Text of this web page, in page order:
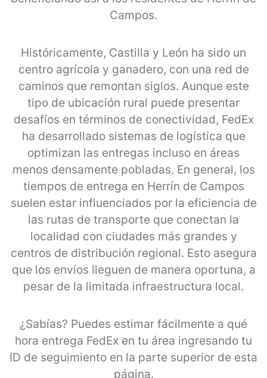
Campos.
Históricamente, Castilla y León ha sido un
centro agrícola y ganadero, con una red de
caminos que remontan siglos. Aunque este
tipo de ubicación rural puede presentar
desafíos en términos de conectividad, FedEx
ha desarrollado sistemas de logística que
optimizan las entregas incluso en áreas
menos densamente pobladas. En general, los
tiempos de entrega en Herrín de Campos
suelen estar influenciados por la eficiencia de
las rutas de transporte que conectan la
localidad con ciudades más grandes y
centros de distribución regional. Esto asegura
que los envíos lleguen de manera oportuna, a
pesar de la limitada infraestructura local.
¿Sabías? Puedes estimar fácilmente a qué
hora entrega FedEx en tu área ingresando tu
ID de seguimiento en la parte superior de esta
página.